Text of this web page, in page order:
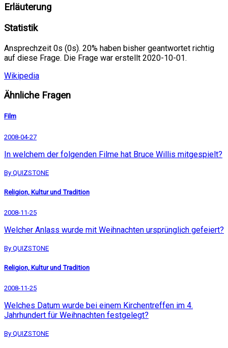
Erläuterung
Statistik
Ansprechzeit 0s (0s). 20% haben bisher geantwortet richtig
auf diese Frage. Die Frage war erstellt 2020-10-01.
Wikipedia
Ähnliche Fragen
Film
2008-04-27
In welchem der folgenden Filme hat Bruce Willis mitgespielt?
By QUIZSTONE
Religion, Kultur und Tradition
2008-11-25
Welcher Anlass wurde mit Weihnachten ursprünglich gefeiert?
By QUIZSTONE
Religion, Kultur und Tradition
2008-11-25
Welches Datum wurde bei einem Kirchentreffen im 4.
Jahrhundert für Weihnachten festgelegt?
By QUIZSTONE